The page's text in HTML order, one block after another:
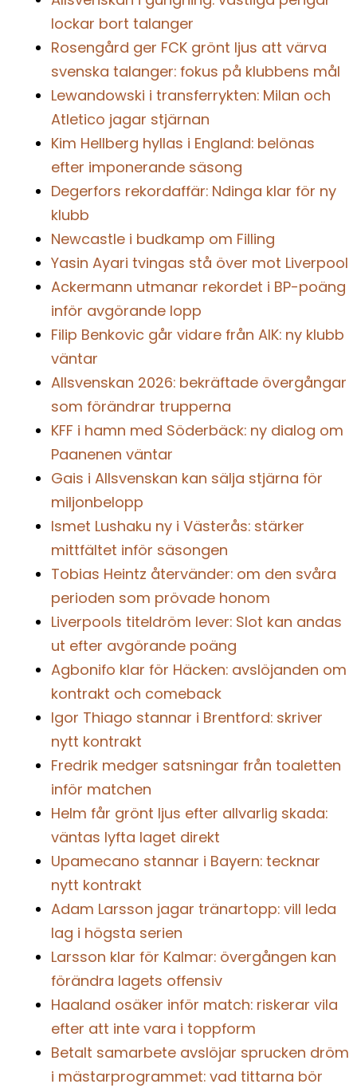
lockar bort talanger
Rosengård ger FCK grönt ljus att värva
svenska talanger: fokus på klubbens mål
Lewandowski i transferrykten: Milan och
Atletico jagar stjärnan
Kim Hellberg hyllas i England: belönas
efter imponerande säsong
Degerfors rekordaffär: Ndinga klar för ny
klubb
Newcastle i budkamp om Filling
Yasin Ayari tvingas stå över mot Liverpool
Ackermann utmanar rekordet i BP-poäng
inför avgörande lopp
Filip Benkovic går vidare från AIK: ny klubb
väntar
Allsvenskan 2026: bekräftade övergångar
som förändrar trupperna
KFF i hamn med Söderbäck: ny dialog om
Paanenen väntar
Gais i Allsvenskan kan sälja stjärna för
miljonbelopp
Ismet Lushaku ny i Västerås: stärker
mittfältet inför säsongen
Tobias Heintz återvänder: om den svåra
perioden som prövade honom
Liverpools titeldröm lever: Slot kan andas
ut efter avgörande poäng
Agbonifo klar för Häcken: avslöjanden om
kontrakt och comeback
Igor Thiago stannar i Brentford: skriver
nytt kontrakt
Fredrik medger satsningar från toaletten
inför matchen
Helm får grönt ljus efter allvarlig skada:
väntas lyfta laget direkt
Upamecano stannar i Bayern: tecknar
nytt kontrakt
Adam Larsson jagar tränartopp: vill leda
lag i högsta serien
Larsson klar för Kalmar: övergången kan
förändra lagets offensiv
Haaland osäker inför match: riskerar vila
efter att inte vara i toppform
Betalt samarbete avslöjar sprucken dröm
i mästarprogrammet: vad tittarna bör